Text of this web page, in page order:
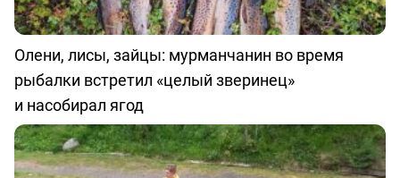
Олени, лисы, зайцы: мурманчанин во время
рыбалки встретил «целый зверинец»
и насобирал ягод